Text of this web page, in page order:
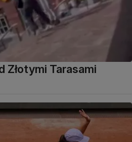
Złotymi Tarasami